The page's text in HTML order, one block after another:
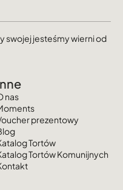
swojej jesteśmy wierni od
nas
prezentowy
Tortów
Tortów Komunijnych